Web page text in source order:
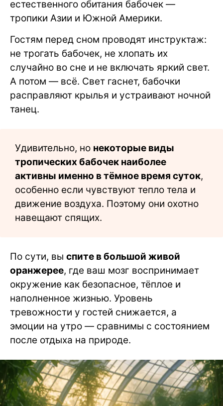
естественного обитания бабочек —
тропики Азии и Южной Америки.
Гостям перед сном проводят инструктаж:
не трогать бабочек, не хлопать их
случайно во сне и не включать яркий свет.
А потом — всё. Свет гаснет, бабочки
расправляют крылья и устраивают ночной
танец.
Удивительно, но некоторые виды
тропических бабочек наиболее
активны именно в тёмное время суток,
особенно если чувствуют тепло тела и
движение воздуха. Поэтому они охотно
навещают спящих.
По сути, вы спите в большой живой
оранжерее, где ваш мозг воспринимает
окружение как безопасное, тёплое и
наполненное жизнью. Уровень
тревожности у гостей снижается, а
эмоции на утро — сравнимы с состоянием
после отдыха на природе.